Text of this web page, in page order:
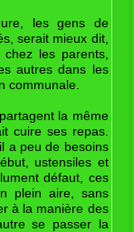
les gens de
serait mieux dit,
les parents,
autres dans les
communale.
la même
cuire ses repas.
a peu de besoins
ustensiles et
défaut, ces
plein aire, sans
à la manière des
se passer la